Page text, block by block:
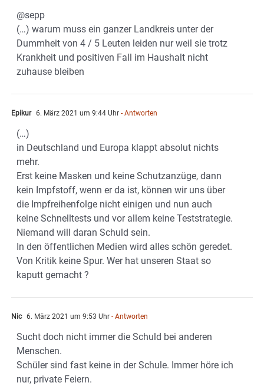
@sepp
(…) warum muss ein ganzer Landkreis unter der
Dummheit von 4 / 5 Leuten leiden nur weil sie trotz
Krankheit und positiven Fall im Haushalt nicht
zuhause bleiben
Epikur 6. März 2021 um 9:44 Uhr - Antworten
(…)
in Deutschland und Europa klappt absolut nichts
mehr.
Erst keine Masken und keine Schutzanzüge, dann
kein Impfstoff, wenn er da ist, können wir uns über
die Impfreihenfolge nicht einigen und nun auch
keine Schnelltests und vor allem keine Teststrategie.
Niemand will daran Schuld sein.
In den öffentlichen Medien wird alles schön geredet.
Von Kritik keine Spur. Wer hat unseren Staat so
kaputt gemacht ?
Nic 6. März 2021 um 9:53 Uhr - Antworten
Sucht doch nicht immer die Schuld bei anderen
Menschen.
Schüler sind fast keine in der Schule. Immer höre ich
nur, private Feiern.